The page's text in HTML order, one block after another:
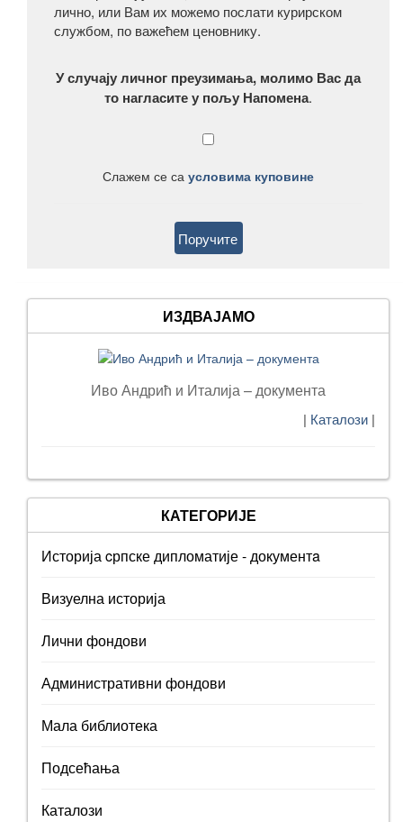
лично, или Вам их можемо послати курирском
службом, по важећем ценовнику.
У случају личног преузимања, молимо Вас да
то нагласите у пољу Напомена.
Слажем се са условима куповине
ИЗДВАЈАМО
Иво Андрић и Италија – документа
| Каталози |
КАТЕГОРИЈЕ
Историја cрпске дипломатије - документa
Визуелна историја
Лични фондови
Административни фондови
Мала библиотека
Подсећања
Каталози